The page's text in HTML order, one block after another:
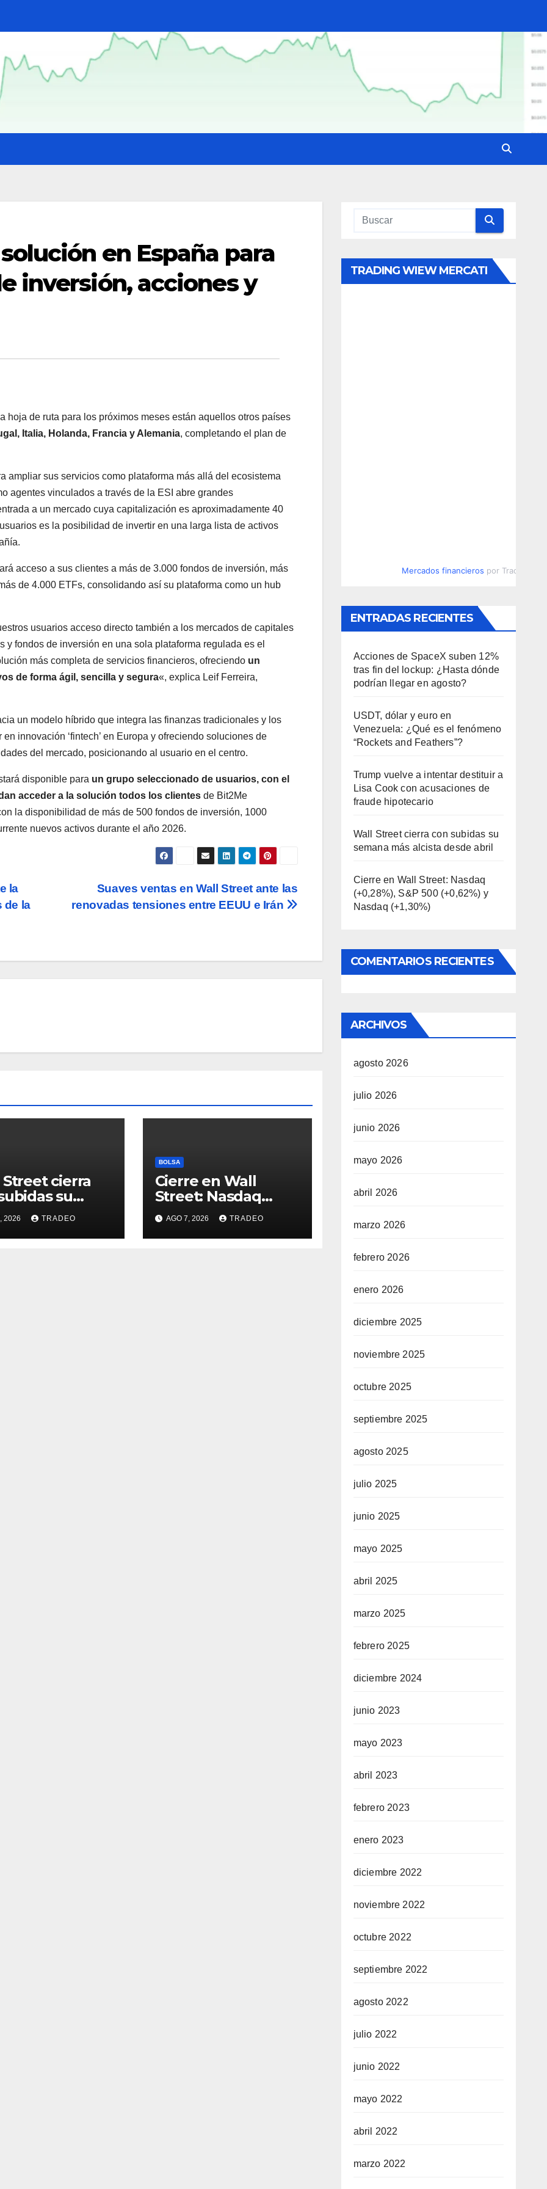
en España para
inversión, acciones y
hoja de ruta para los próximos meses están aquellos otros países
Italia, Holanda, Francia y Alemania, completando el plan de
ampliar sus servicios como plataforma más allá del ecosistema
agentes vinculados a través de la ESI abre grandes
a un mercado cuya capitalización es aproximadamente 40
es la posibilidad de invertir en una larga lista de activos
acceso a sus clientes a más de 3.000 fondos de inversión, más
de 4.000 ETFs, consolidando así su plataforma como un hub
usuarios acceso directo también a los mercados de capitales
fondos de inversión en una sola plataforma regulada es el
más completa de servicios financieros, ofreciendo un
de forma ágil, sencilla y segura«, explica Leif Ferreira,
un modelo híbrido que integra las finanzas tradicionales y los
innovación ‘fintech’ en Europa y ofreciendo soluciones de
del mercado, posicionando al usuario en el centro.
disponible para un grupo seleccionado de usuarios, con el
acceder a la solución todos los clientes de Bit2Me
la disponibilidad de más de 500 fondos de inversión, 1000
nuevos activos durante el año 2026.
Suaves ventas en Wall Street ante las
renovadas tensiones entre EEUU e Irán
la
de la
cierra
su
más alcista
abril
2026 TRADEO
BOLSA
Cierre en Wall
Street: Nasdaq
(+0,28%), S&P 500
(+0,62%) y Nasdaq
(+1,30%)
AGO 7, 2026 TRADEO
TRADING WIEW MERCATI
Mercados financieros por
ENTRADAS RECIENTES
Acciones de SpaceX suben 12%
tras fin del lockup: ¿Hasta dónde
podrían llegar en agosto?
USDT, dólar y euro en
Venezuela: ¿Qué es el fenómeno
“Rockets and Feathers”?
Trump vuelve a intentar destituir a
Lisa Cook con acusaciones de
fraude hipotecario
Wall Street cierra con subidas su
semana más alcista desde abril
Cierre en Wall Street: Nasdaq
(+0,28%), S&P 500 (+0,62%) y
Nasdaq (+1,30%)
COMENTARIOS RECIENTES
ARCHIVOS
agosto 2026
julio 2026
junio 2026
mayo 2026
abril 2026
marzo 2026
febrero 2026
enero 2026
diciembre 2025
noviembre 2025
octubre 2025
septiembre 2025
agosto 2025
julio 2025
junio 2025
mayo 2025
abril 2025
marzo 2025
febrero 2025
diciembre 2024
junio 2023
mayo 2023
abril 2023
febrero 2023
enero 2023
diciembre 2022
noviembre 2022
octubre 2022
septiembre 2022
agosto 2022
julio 2022
junio 2022
mayo 2022
abril 2022
marzo 2022